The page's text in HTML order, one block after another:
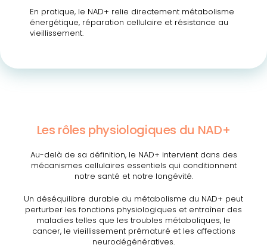
En pratique, le NAD+ relie directement métabolisme
énergétique, réparation cellulaire et résistance au
vieillissement.
Les rôles physiologiques du NAD+
Au-delà de sa définition, le NAD+ intervient dans des
mécanismes cellulaires essentiels qui conditionnent
notre santé et notre longévité.
Un déséquilibre durable du métabolisme du NAD+ peut
perturber les fonctions physiologiques et entraîner des
maladies telles que les troubles métaboliques, le
cancer, le vieillissement prématuré et les affections
neurodégénératives.